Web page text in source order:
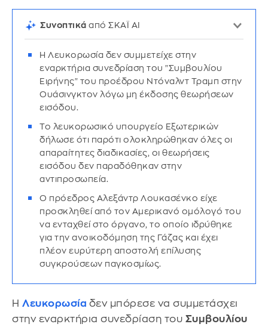
Συνοπτικά από ΣΚΑΪ AI
Η Λευκορωσία δεν συμμετείχε στην
εναρκτήρια συνεδρίαση του "Συμβουλίου
Ειρήνης" του προέδρου Ντόναλντ Τραμπ στην
Ουάσινγκτον λόγω μη έκδοσης θεωρήσεων
εισόδου.
Το λευκορωσικό υπουργείο Εξωτερικών
δήλωσε ότι παρότι ολοκληρώθηκαν όλες οι
απαραίτητες διαδικασίες, οι θεωρήσεις
εισόδου δεν παραδόθηκαν στην
αντιπροσωπεία.
Ο πρόεδρος Αλεξάντρ Λουκασένκο είχε
προσκληθεί από τον Αμερικανό ομόλογό του
να ενταχθεί στο όργανο, το οποίο ιδρύθηκε
για την ανοικοδόμηση της Γάζας και έχει
πλέον ευρύτερη αποστολή επίλυσης
συγκρούσεων παγκοσμίως.
Η Λευκορωσία δεν μπόρεσε να συμμετάσχει
στην εναρκτήρια συνεδρίαση του Συμβουλίου